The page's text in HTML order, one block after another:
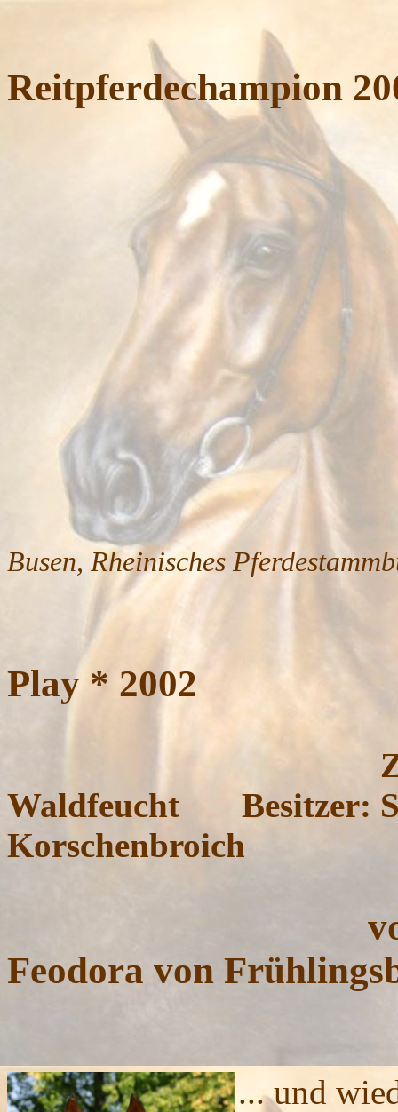
Reitpferdechampion
Busen, Rheinisches
Play * 2002
Züchter:
Waldfeucht Besitzer:
Korschenbroich
Feodora von
... und